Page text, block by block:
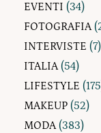
EVENTI (34)
FOTOGRAFIA
INTERVISTE (7)
ITALIA(54)
LIFESTYLE
MAKEUP (52)
MODA(383)